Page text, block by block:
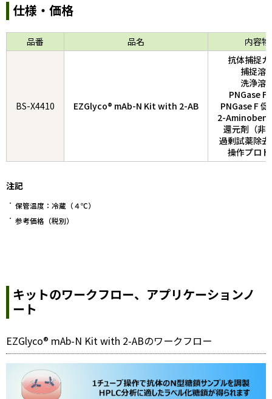
仕様・価格
品番 品名 内容物
BS-X4410 EZGlyco® mAb-N Kit with 2-AB
抗体捕捉
捕捉溶
洗浄溶
PNGase F
PNGase F
2-
還元剤（非
過剰試薬除
操作プロ
注記
保管温度：冷蔵（４℃）
参考価格（税別）
キットのワークフロー、アプリケーションノ
ート
EZGlyco® mAb-N Kit with 2-ABのワークフロー